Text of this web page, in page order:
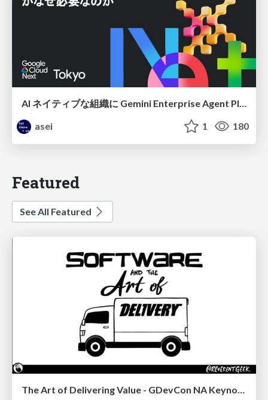
AI ネイティブな組織に Gemini Enterprise Agent Platform がなぜ必要なのか
asei
1 180
Featured
See All Featured
The Art of Delivering Value - GDevCon NA Keynote